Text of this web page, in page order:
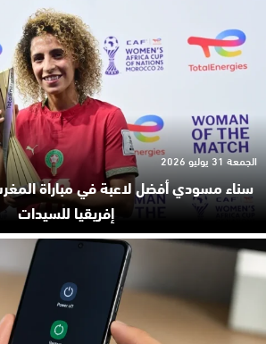
سناء مسودي أفضل لاعبة في مباراة
إفريقيا للسيدات
الجمعة 31 يوليو 2026